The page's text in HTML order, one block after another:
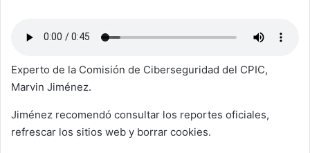
Experto de la Comisión de Ciberseguridad del CPIC,
Marvin Jiménez.
Jiménez recomendó consultar los reportes oficiales,
refrescar los sitios web y borrar cookies.